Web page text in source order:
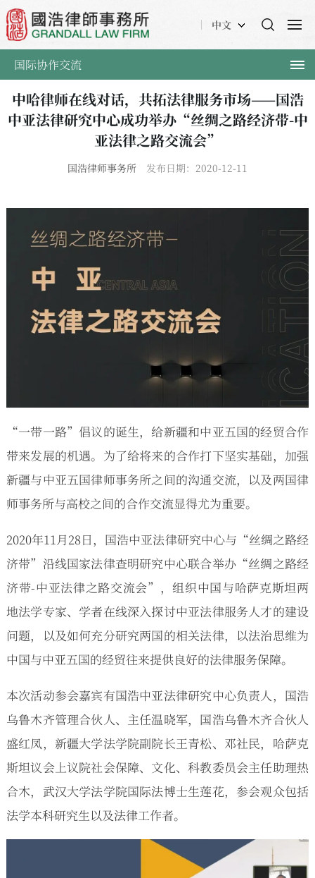
中文
国际协作交流
中哈律师在线对话，共拓法律服务市场——国浩
中亚法律研究中心成功举办“丝绸之路经济带-中
亚法律之路交流会”
国浩律师事务所 发布日期：2020-12-11
“一带一路”倡议的诞生，给新疆和中亚五国的经贸合作
带来发展的机遇。为了给将来的合作打下坚实基础，加强
新疆与中亚五国律师事务所之间的沟通交流，以及两国律
师事务所与高校之间的合作交流显得尤为重要。
2020年11月28日，国浩中亚法律研究中心与“丝绸之路经
济带”沿线国家法律查明研究中心联合举办“丝绸之路经
济带-中亚法律之路交流会”，组织中国与哈萨克斯坦两
地法学专家、学者在线深入探讨中亚法律服务人才的建设
问题，以及如何充分研究两国的相关法律，以法治思维为
中国与中亚五国的经贸往来提供良好的法律服务保障。
本次活动参会嘉宾有国浩中亚法律研究中心负责人，国浩
乌鲁木齐管理合伙人、主任温晓军，国浩乌鲁木齐合伙人
盛红凤，新疆大学法学院副院长王青松、邓社民，哈萨克
斯坦议会上议院社会保障、文化、科教委员会主任助理热
合木，武汉大学法学院国际法博士生莲花，参会观众包括
法学本科研究生以及法律工作者。